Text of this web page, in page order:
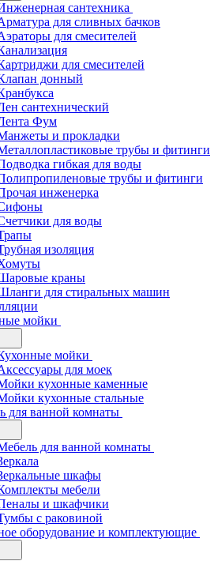
сантехника
для сливных бачков
для смесителей
для смесителей
донный
сантехнический
Фум
и прокладки
трубы и фитинги
гибкая для воды
трубы и фитинги
инженерка
для воды
изоляция
краны
для стиральных машин
мойки
мойки
для моек
кухонные каменные
кухонные стальные
для ванной комнаты
для ванной комнаты
шкафы
мебели
и шкафчики
с раковиной
оборудование и комплектующие